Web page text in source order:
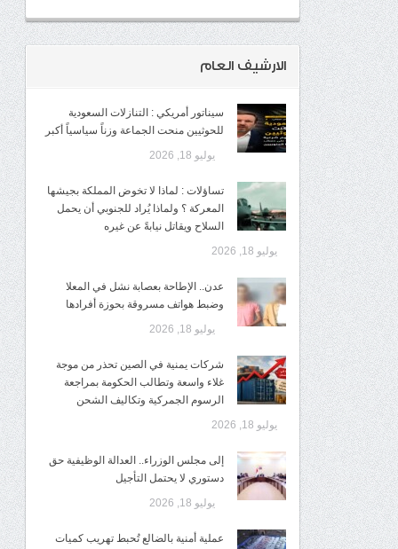
الارشيف العام
سيناتور أمريكي : التنازلات السعودية
للحوثيين منحت الجماعة وزناً سياسياً أكبر
يوليو 18, 2026
تساؤلات : لماذا لا تخوض المملكة بجيشها
المعركة ؟ ولماذا يُراد للجنوبي أن يحمل
السلاح ويقاتل نيابةً عن غيره
يوليو 18, 2026
عدن.. الإطاحة بعصابة نشل في المعلا
وضبط هواتف مسروقة بحوزة أفرادها
يوليو 18, 2026
شركات يمنية في الصين تحذر من موجة
غلاء واسعة وتطالب الحكومة بمراجعة
الرسوم الجمركية وتكاليف الشحن
يوليو 18, 2026
إلى مجلس الوزراء.. العدالة الوظيفية حق
دستوري لا يحتمل التأجيل
يوليو 18, 2026
عملية أمنية بالضالع تُحبط تهريب كميات